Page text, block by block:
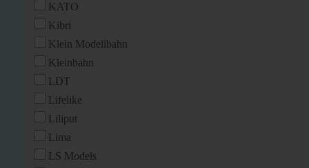
KATO
Kibri
Klein Modellbahn
Kleinbahn
LDT
Lifelike
Liliput
Lima
LS Models